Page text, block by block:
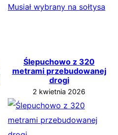
Ślepuchowo z 320
metrami przebudowanej
drogi
2 kwietnia 2026